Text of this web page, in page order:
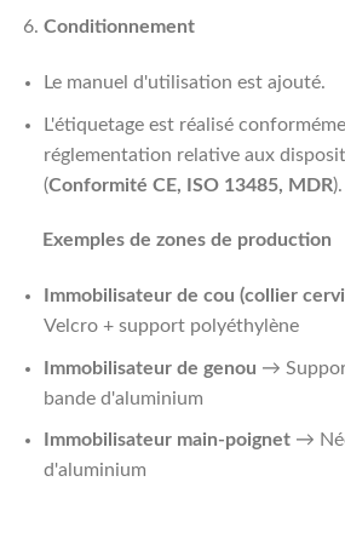
Conditionnement
Le manuel d'utilisation est ajouté.
L'étiquetage est réalisé
réglementation relative aux
(Conformité CE, ISO 13485, MDR).
Exemples de zones de production
Immobilisateur de cou (collier
Velcro + support polyéthylène
Immobilisateur de genou →
bande d'aluminium
Immobilisateur main-poignet→
d'aluminium